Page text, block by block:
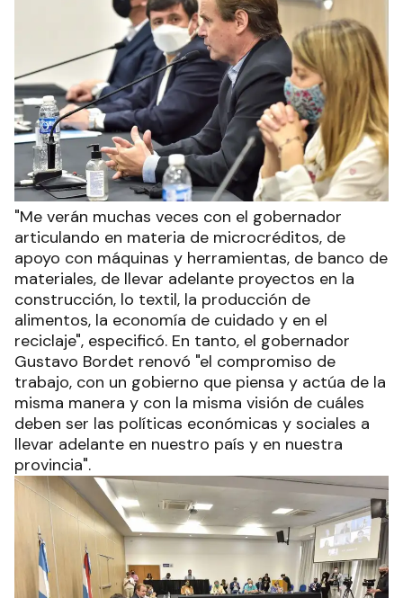
"Me verán muchas veces con el gobernador
articulando en materia de microcréditos, de
apoyo con máquinas y herramientas, de banco de
materiales, de llevar adelante proyectos en la
construcción, lo textil, la producción de
alimentos, la economía de cuidado y en el
reciclaje", especificó. En tanto, el gobernador
Gustavo Bordet renovó "el compromiso de
trabajo, con un gobierno que piensa y actúa de la
misma manera y con la misma visión de cuáles
deben ser las políticas económicas y sociales a
llevar adelante en nuestro país y en nuestra
provincia".